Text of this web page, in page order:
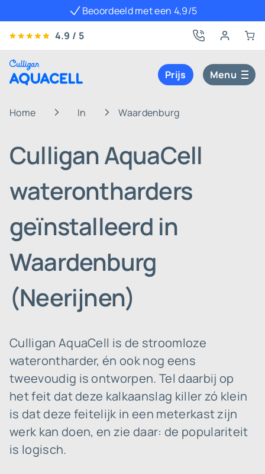
Beoordeeld met een 4,9/5
4.9 / 5
Prijs Menu
Home In Waardenburg
Culligan AquaCell
waterontharders
geïnstalleerd in
Waardenburg
(Neerijnen)
Culligan AquaCell is de stroomloze
waterontharder, én ook nog eens
tweevoudig is ontworpen. Tel daarbij op
het feit dat deze kalkaanslag killer zó klein
is dat deze feitelijk in een meterkast zijn
werk kan doen, en zie daar: de populariteit
is logisch.